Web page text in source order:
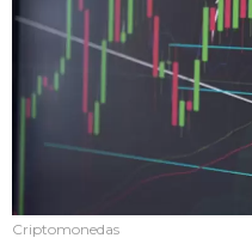
Criptomonedas